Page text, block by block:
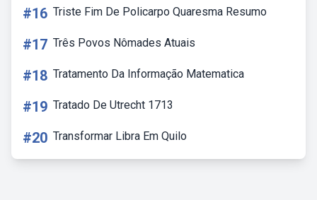
#16 Triste Fim De Policarpo Quaresma Resumo
#17 Três Povos Nômades Atuais
#18 Tratamento Da Informação Matematica
#19 Tratado De Utrecht 1713
#20 Transformar Libra Em Quilo